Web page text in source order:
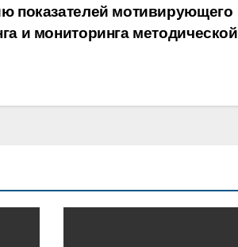
показателей мотивирующего
и мониторинга методической